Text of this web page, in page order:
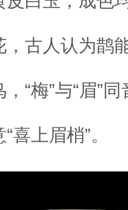
，古人认为鹊
，“梅”与“眉”
“喜上眉梢”。